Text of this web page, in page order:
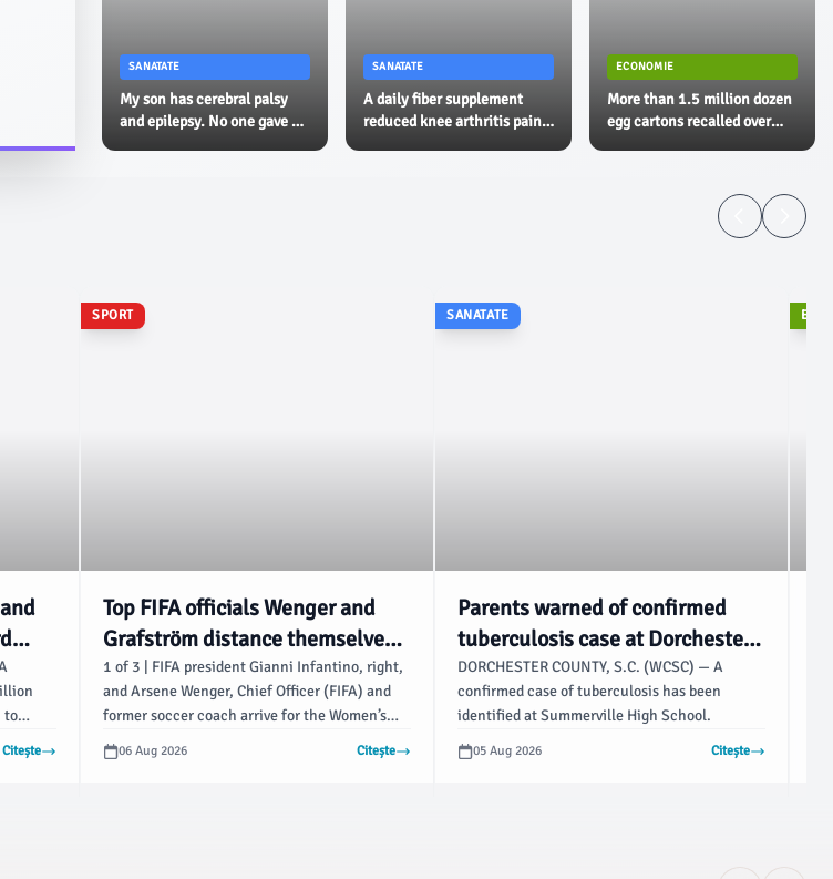
SANATATE
My son has cerebral palsy
and epilepsy. No one gave us
SANATATE
A daily fiber supplement
reduced knee arthritis pain
ECONOMIE
More than 1.5 million dozen
egg cartons recalled over
to
(the
Citește
SPORT
Top FIFA officials Wenger and
Grafström distance themselves
from Infantino's World Cup sell-
off plan - AP News
1 of 3 | FIFA president Gianni Infantino, right,
and Arsene Wenger, Chief Officer (FIFA) and
former soccer coach arrive for the Women’s
Euro 2025 quarterfinals soccer match
between Sweden and England at Stadion
06 Aug 2026 Citește
SANATATE
Parents warned of confirmed
tuberculosis case at Dorchester
County high school - Live 5 News
DORCHESTER COUNTY, S.C. (WCSC) — A
confirmed case of tuberculosis has been
identified at Summerville High School.
05 Aug 2026 Citește